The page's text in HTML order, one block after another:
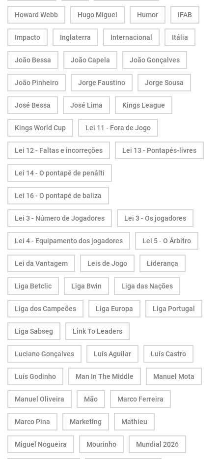
Howard Webb Hugo Miguel Humor IFAB
Impacto Inglaterra Internacional Itália
João Bessa João Capela João Gonçalves
João Pinheiro Jorge Faustino Jorge Sousa
José Bessa José Lima Kings League
Kings World Cup Lei 11 - Fora de Jogo
Lei 12 - Faltas e incorreções Lei 13 - Pontapés-livres
Lei 14 - O pontapé de penálti
Lei 16 - O pontapé de baliza
Lei 3 - Número de Jogadores Lei 3 - Os jogadores
Lei 4 - Equipamento dos jogadores Lei 5 - O Árbitro
Lei da Vantagem Leis de Jogo Liderança
Liga Betclic Liga Bwin Liga das Nações
Liga dos Campeões Liga Europa Liga Portugal
Liga Sabseg Link To Leaders
Luciano Gonçalves Luís Aguilar Luís Castro
Luís Godinho Man In The Middle Manuel Mota
Manuel Oliveira Mão Marco Ferreira
Marco Pina Marketing Mathieu
Miguel Nogueira Mourinho Mundial 2026